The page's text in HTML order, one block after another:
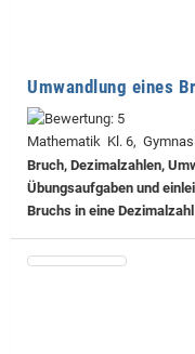
Umwandlung eines
Mathematik Kl. 6,
Bruch, Dezimalzahlen,
Übungsaufgaben und
Bruchs in eine Dezimalzahl